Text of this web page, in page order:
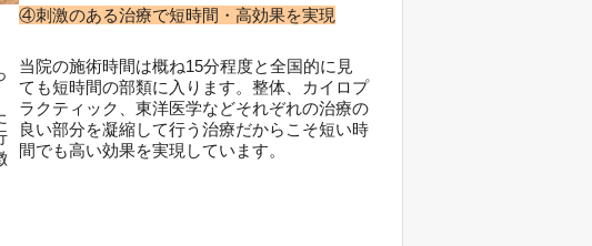
④刺激のある治療で短時間・高効果を実現
当院の施術時間は概ね15分程度と全国的に見
ても短時間の部類に入ります。整体、カイロプ
ラクティック、東洋医学などそれぞれの治療の
良い部分を凝縮して行う治療だからこそ短い時
間でも高い効果を実現しています。